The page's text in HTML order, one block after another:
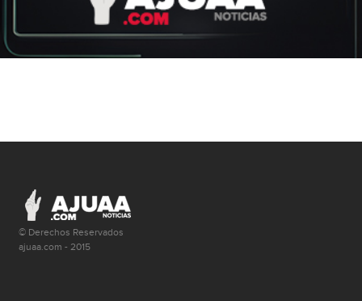
© Derechos Reservados
ajuaa.com - 2015